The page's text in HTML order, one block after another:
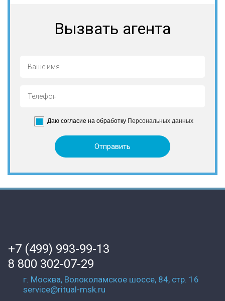
Вызвать агента
Даю согласие на обработку Персональных данных
+7 (499) 993-99-13
8 800 302-07-29
г. Москва, Волоколамское шоссе, 84, стр. 16
service@ritual-msk.ru